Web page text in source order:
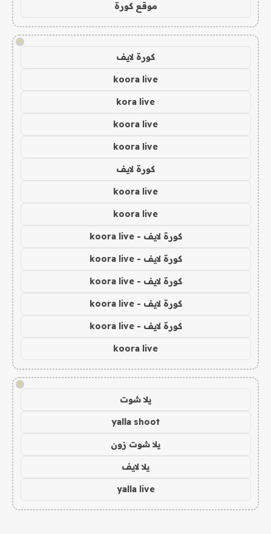
موقع كورة
!
كورة لايف
koora live
kora live
koora live
koora live
كورة لايف
koora live
koora live
كورة لايف - koora live
كورة لايف - koora live
كورة لايف - koora live
كورة لايف - koora live
كورة لايف - koora live
koora live
!
يلا شوت
yalla shoot
يلا شوت زون
يلا لايف
yalla live